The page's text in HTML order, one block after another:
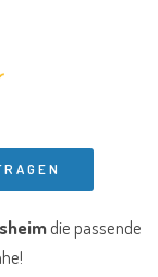
die passende